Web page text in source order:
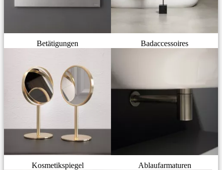
Betätigungen Badaccessoires
Kosmetikspiegel Ablaufarmaturen